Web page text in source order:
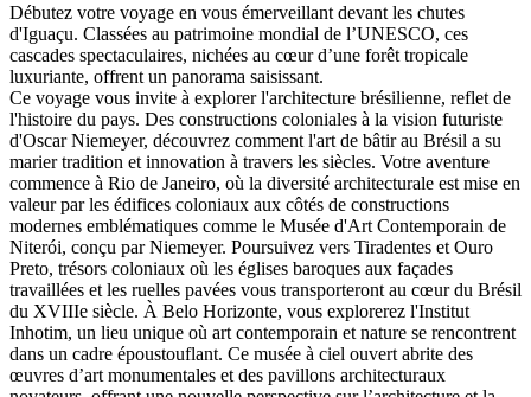
Débutez votre voyage en vous émerveillant devant les chutes
d'Iguaçu. Classées au patrimoine mondial de l’UNESCO, ces
cascades spectaculaires, nichées au cœur d’une forêt tropicale
luxuriante, offrent un panorama saisissant.
Ce voyage vous invite à explorer l'architecture brésilienne, reflet de
l'histoire du pays. Des constructions coloniales à la vision futuriste
d'Oscar Niemeyer, découvrez comment l'art de bâtir au Brésil a su
marier tradition et innovation à travers les siècles. Votre aventure
commence à Rio de Janeiro, où la diversité architecturale est mise en
valeur par les édifices coloniaux aux côtés de constructions
modernes emblématiques comme le Musée d'Art Contemporain de
Niterói, conçu par Niemeyer. Poursuivez vers Tiradentes et Ouro
Preto, trésors coloniaux où les églises baroques aux façades
travaillées et les ruelles pavées vous transporteront au cœur du Brésil
du XVIIIe siècle. À Belo Horizonte, vous explorerez l'Institut
Inhotim, un lieu unique où art contemporain et nature se rencontrent
dans un cadre époustouflant. Ce musée à ciel ouvert abrite des
œuvres d’art monumentales et des pavillons architecturaux